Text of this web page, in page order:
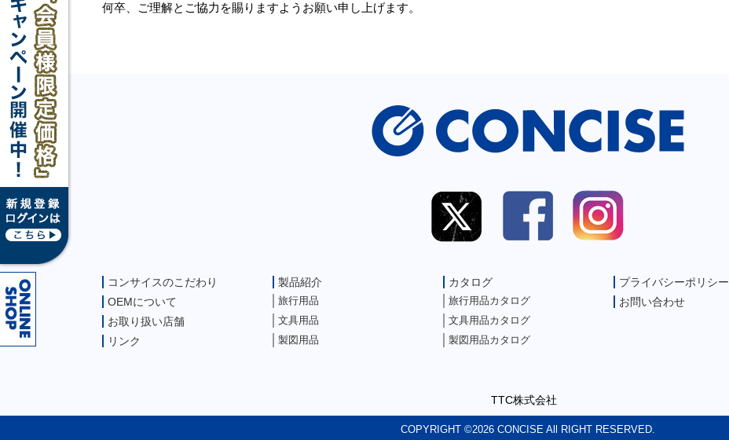
何卒、ご理解とご協力を賜りますようお願い申し上げます。
コンサイスのこだわり
OEMについて
お取り扱い店舗
リンク
製品紹介
旅行用品
文具用品
製図用品
カタログ
旅行用品カタログ
文具用品カタログ
製図用品カタログ
プライバシーポリシー
お問い合わせ
TTC株式会社
COPYRIGHT ©2026 CONCISE All RIGHT RESERVED.